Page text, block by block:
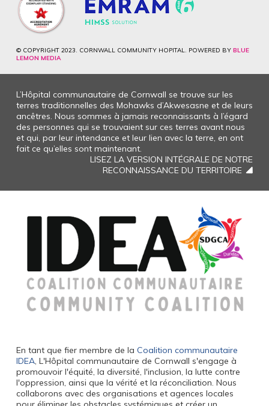
© COPYRIGHT 2023. CORNWALL COMMUNITY HOPITAL. POWERED BY BLUE
LEMON MEDIA
L’Hôpital communautaire de Cornwall se trouve sur les
terres traditionnelles des Mohawks d’Akwesasne et de leurs
ancêtres. Nous sommes à jamais reconnaissants à l’égard
des personnes qui se trouvaient sur ces terres avant nous
et qui, par leur intendance et leur lien avec la terre, en ont
fait ce qu’elles sont maintenant.
LISEZ LA VERSION INTÉGRALE DE NOTRE
RECONNAISSANCE DU TERRITOIRE
En tant que fier membre de la Coalition communautaire
IDEA, L'Hôpital communautaire de Cornwall s'engage à
promouvoir l'équité, la diversité, l'inclusion, la lutte contre
l'oppression, ainsi que la vérité et la réconciliation. Nous
collaborons avec des organisations et agences locales